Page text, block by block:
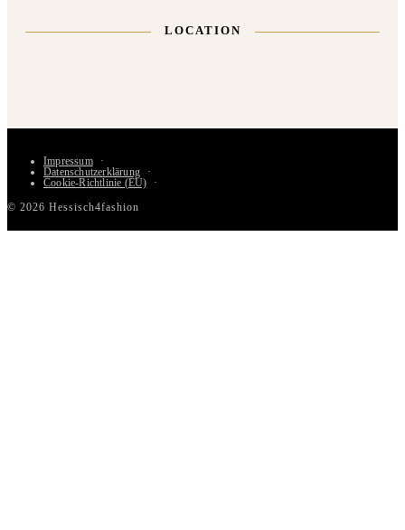
LOCATION
Impressum
Datenschutzerklärung
Cookie-Richtlinie (EU)
© 2026 Hessisch4fashion